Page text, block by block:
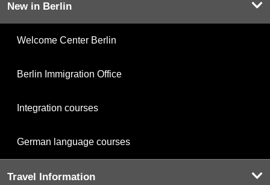
New in Berlin
Welcome Center Berlin
Berlin Immigration Office
Integration courses
German language courses
Travel Information